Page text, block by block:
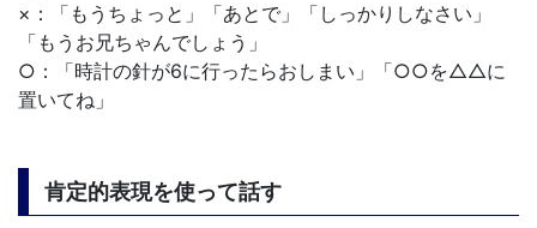
×：「もうちょっと」「あとで」「しっかりしなさい」
「もうお兄ちゃんでしょう」
○：「時計の針が6に行ったらおしまい」「○○を△△に
置いてね」
肯定的表現を使って話す